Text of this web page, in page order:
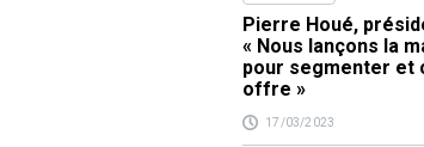
Pierre Houé,
« Nous lançons la
pour segmenter et
offre »
17/03/2023